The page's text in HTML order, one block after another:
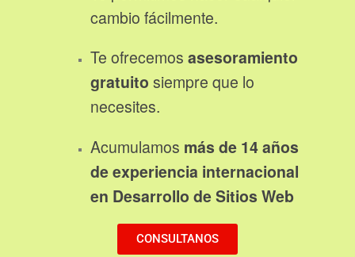
cambio fácilmente.
Te ofrecemos asesoramiento
gratuito siempre que lo
necesites.
Acumulamos más de 14 años
de experiencia internacional
en Desarrollo de Sitios Web
CONSULTANOS